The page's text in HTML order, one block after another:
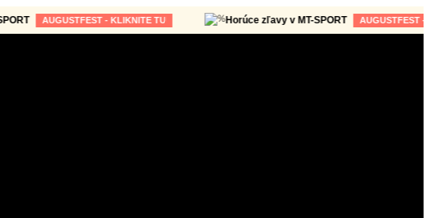
AUGUSTFEST - KLIKNITE TU Horúce zľavy v MT-SPORT AUGUSTFEST -